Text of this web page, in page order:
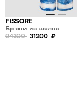
FISSORE
Брюки из шелка
94300 31200 ₽